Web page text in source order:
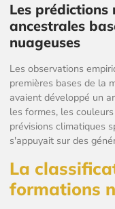
Les prédictions
ancestrales
nuageuses
Les observations
premières bases de la
avaient développé un
les formes, les
prévisions climatiques
s'appuyait sur des
La
formations